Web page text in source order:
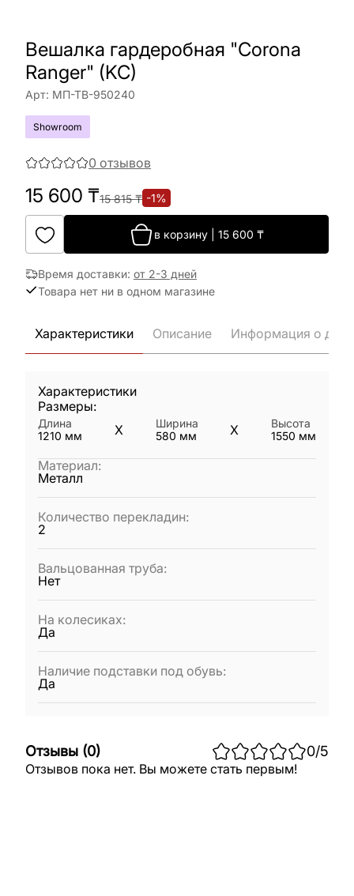
Вешалка гардеробная "Corona
Ranger" (KC)
Арт: МП-ТВ-950240
Showroom
0 отзывов
15 600 ₸15 815₸ -1%
в корзину 15 600 ₸
Время доставки: от 2-3 дней
Товара нет ни в одном магазине
Характеристики Описание Информация о
Характеристики
Размеры:
Длина
1210 мм X
Ширина
580 мм X
Высота
1550 мм
Материал:
Металл
Количество перекладин:
2
Вальцованная труба:
Нет
На колесиках:
Да
Наличие подставки под обувь:
Да
Отзывы (0) 0/5
Отзывов пока нет. Вы можете стать первым!